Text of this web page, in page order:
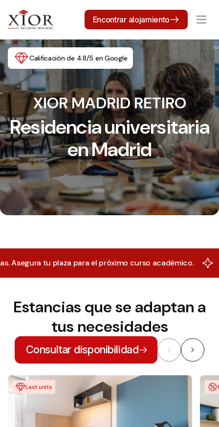
Encontrar alojamiento
Calificación de 4.8/5 en Google
XIOR MADRID RETIRO
Residencia universitaria
en Madrid
tu plaza para el próximo curso académico. 90% de
Estancias que se adaptan a
tus necesidades
Consultar disponibilidad
Last units